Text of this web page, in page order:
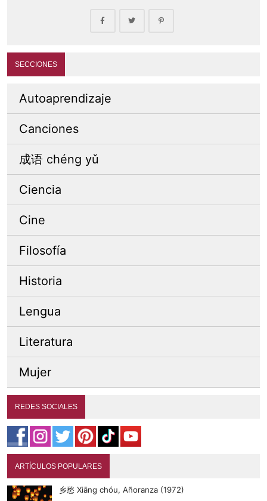
SECCIONES
Autoaprendizaje
Canciones
成语 chéng yǔ
Ciencia
Cine
Filosofía
Historia
Lengua
Literatura
Mujer
REDES SOCIALES
ARTÍCULOS POPULARES
乡愁 Xiāng chóu, Añoranza (1972)